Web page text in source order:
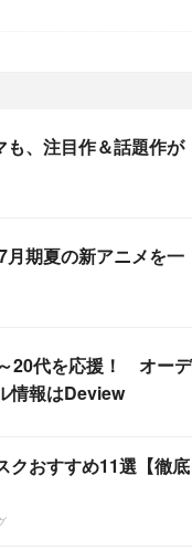
、注目作＆話題作が
月期夏の新アニメを一
20代を応援！ オーデ
情報はDeview
クおすすめ11選【徹底